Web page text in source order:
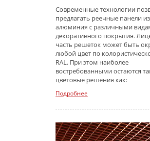
Современные технологии
предлагать реечные панели из
алюминия с различными
декоративного покрытия.
часть решеток может быть
любой цвет по
RAL. При этом наиболее
востребованными остаются
цветовые решения как:
Подробнее